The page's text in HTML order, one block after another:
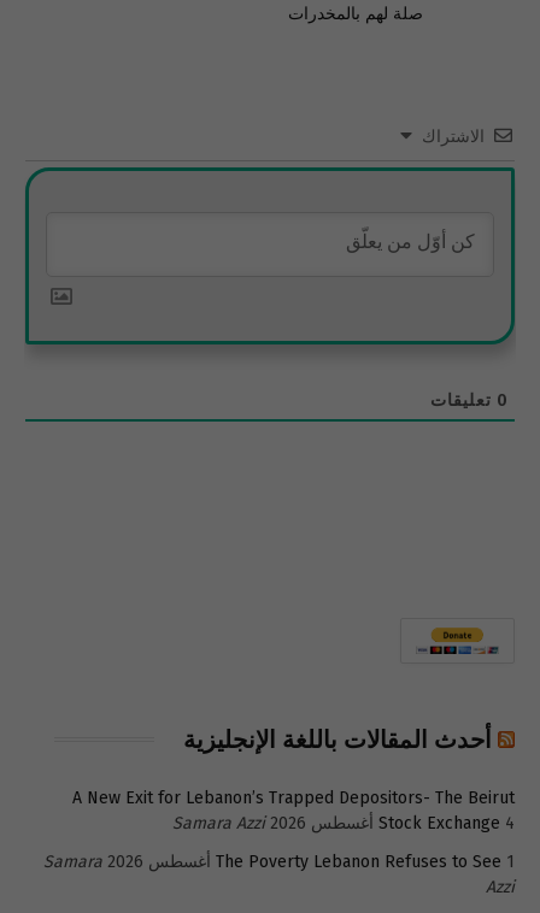
صلة لهم بالمخدرات
الاشتراك
0 تعليقات
أحدث المقالات باللغة الإنجليزية
A New Exit for Lebanon’s Trapped Depositors- The Beirut
Stock Exchange 4 أغسطس 2026
Samara Azzi
The Poverty Lebanon Refuses to See 1 أغسطس 2026
Samara
Azzi